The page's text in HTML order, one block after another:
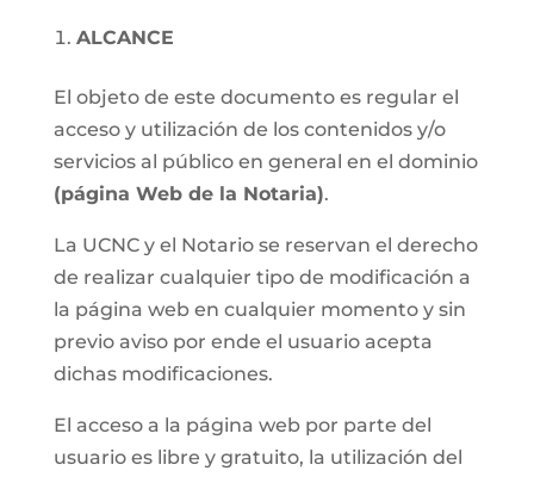
ALCANCE
El objeto de este documento es regular el
acceso y utilización de los contenidos y/o
servicios al público en general en el dominio
(página Web de la Notaria).
La UCNC y el Notario se reservan el derecho
de realizar cualquier tipo de modificación a
la página web en cualquier momento y sin
previo aviso por ende el usuario acepta
dichas modificaciones.
El acceso a la página web por parte del
usuario es libre y gratuito, la utilización del